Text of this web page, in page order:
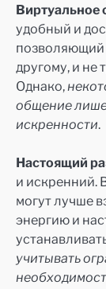
Виртуальное
удобный и
позволяющий
другому, и
Однако,
общение
искренности.
Настоящий
и искренний.
могут лучше
энергию и
учитывать